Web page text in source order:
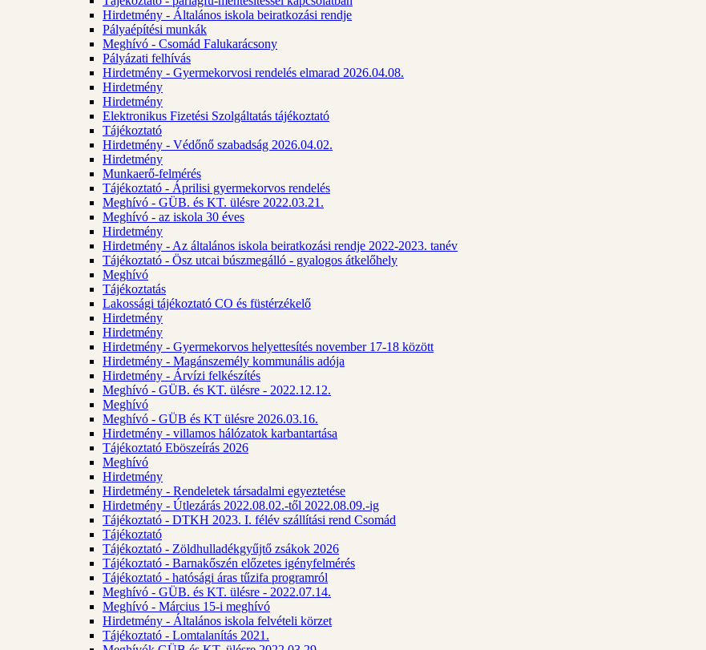
Hirdetmény - Általános iskola beiratkozási rendje
Pályaépítési munkák
Meghívó - Csomád Falukarácsony
Pályázati felhívás
Hirdetmény - Gyermekorvosi rendelés elmarad 2026.04.08.
Hirdetmény
Hirdetmény
Elektronikus Fizetési Szolgáltatás tájékoztató
Tájékoztató
Hirdetmény - Védőnő szabadság 2026.04.02.
Hirdetmény
Munkaerő-felmérés
Tájékoztató - Áprilisi gyermekorvos rendelés
Meghívó - GÜB. és KT. ülésre 2022.03.21.
Meghívó - az iskola 30 éves
Hirdetmény
Hirdetmény - Az általános iskola beiratkozási rendje 2022-2023. tanév
Tájékoztató - Ösz utcai búszmegálló - gyalogos átkelőhely
Meghívó
Tájékoztatás
Lakossági tájékoztató CO és füstérzékelő
Hirdetmény
Hirdetmény
Hirdetmény - Gyermekorvos helyettesítés november 17-18 között
Hirdetmény - Magánszemély kommunális adója
Hirdetmény - Árvízi felkészítés
Meghívó - GÜB. és KT. ülésre - 2022.12.12.
Meghívó
Meghívó - GÜB és KT ülésre 2026.03.16.
Hirdetmény - villamos hálózatok karbantartása
Tájékoztató Eböszeírás 2026
Meghívó
Hirdetmény
Hirdetmény - Rendeletek társadalmi egyeztetése
Hirdetmény - Útlezárás 2022.08.02.-től 2022.08.09.-ig
Tájékoztató - DTKH 2023. I. félév szállítási rend Csomád
Tájékoztató
Tájékoztató - Zöldhulladékgyűjtő zsákok 2026
Tájékoztató - Barnakőszén előzetes igényfelmérés
Tájékoztató - hatósági áras tűzifa programról
Meghívó - GÜB. és KT. ülésre - 2022.07.14.
Meghívó - Március 15-i meghívó
Hirdetmény - Általános iskola felvételi körzet
Tájékoztató - Lomtalanítás 2021.